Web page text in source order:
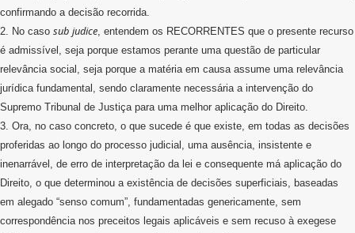
confirmando a decisão recorrida.
2. No caso sub judice, entendem os RECORRENTES que o presente recurso
é admissível, seja porque estamos perante uma questão de particular
relevância social, seja porque a matéria em causa assume uma relevância
jurídica fundamental, sendo claramente necessária a intervenção do
Supremo Tribunal de Justiça para uma melhor aplicação do Direito.
3. Ora, no caso concreto, o que sucede é que existe, em todas as decisões
proferidas ao longo do processo judicial, uma ausência, insistente e
inenarrável, de erro de interpretação da lei e consequente má aplicação do
Direito, o que determinou a existência de decisões superficiais, baseadas
em alegado “senso comum”, fundamentadas genericamente, sem
correspondência nos preceitos legais aplicáveis e sem recuso à exegese